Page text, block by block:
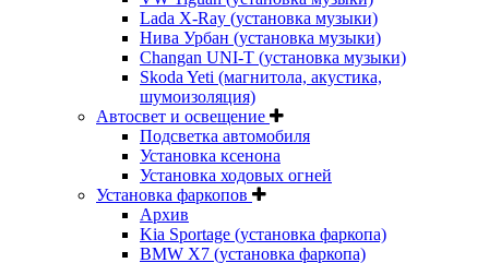
Lada X-Ray (установка музыки)
Нива Урбан (установка музыки)
Changan UNI-T (установка музыки)
Skoda Yeti (магнитола, акустика,
шумоизоляция)
Автосвет и освещение
Подсветка автомобиля
Установка ксенона
Установка ходовых огней
Установка фаркопов
Архив
Kia Sportage (установка фаркопа)
BMW X7 (установка фаркопа)